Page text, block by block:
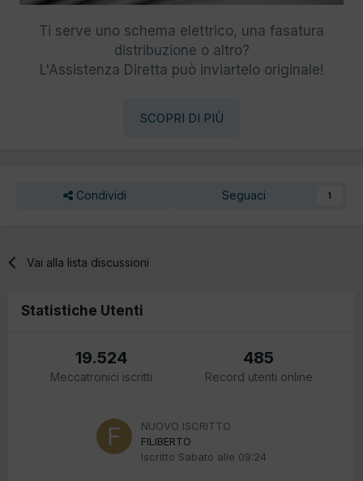
Ti serve uno schema elettrico, una fasatura
distribuzione o altro?
L'Assistenza Diretta può inviartelo originale!
SCOPRI DI PIÙ
Condividi Seguaci 1
Vai alla lista discussioni
Statistiche Utenti
19.524
Meccatronici iscritti
485
Record utenti online
NUOVO ISCRITTO
FILIBERTO
Iscritto Sabato alle 09:24